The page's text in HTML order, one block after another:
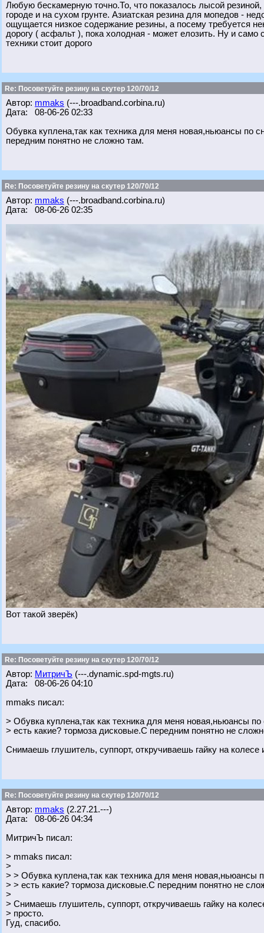
Любую бескамерную точно.То, что показалось лысой
городе и на сухом грунте. Азиатская резина для мопедов -
ощущается низкое содержание резины, а посему требуется
дорогу ( асфальт ), пока холодная - может елозить. Ну и само
техники стоит дорого
Re: Посоветуйте резину на скутер 120/70/12
Автор: mmaks (---.broadband.corbina.ru)
Дата: 08-06-26 02:33
Обувка куплена,так как техника для меня новая,ньюансы по
передним понятно не сложно там.
Re: Посоветуйте резину на скутер 120/70/12
Автор: mmaks (---.broadband.corbina.ru)
Дата: 08-06-26 02:35
Вот такой зверёк)
Re: Посоветуйте резину на скутер 120/70/12
Автор: МитричЪ (---.dynamic.spd-mgts.ru)
Дата: 08-06-26 04:10
mmaks писал:
> Обувка куплена,так как техника для меня новая,ньюансы по
> есть какие? тормоза дисковые.С передним понятно не
Снимаешь глушитель, суппорт, откручиваешь гайку на
Re: Посоветуйте резину на скутер 120/70/12
Автор: mmaks (2.27.21.---)
Дата: 08-06-26 04:34
МитричЪ писал:
> mmaks писал:
>
> > Обувка куплена,так как техника для меня новая,ньюансы
> > есть какие? тормоза дисковые.С передним понятно не
>
> Снимаешь глушитель, суппорт, откручиваешь гайку на
> просто.
Гуд, спасибо.